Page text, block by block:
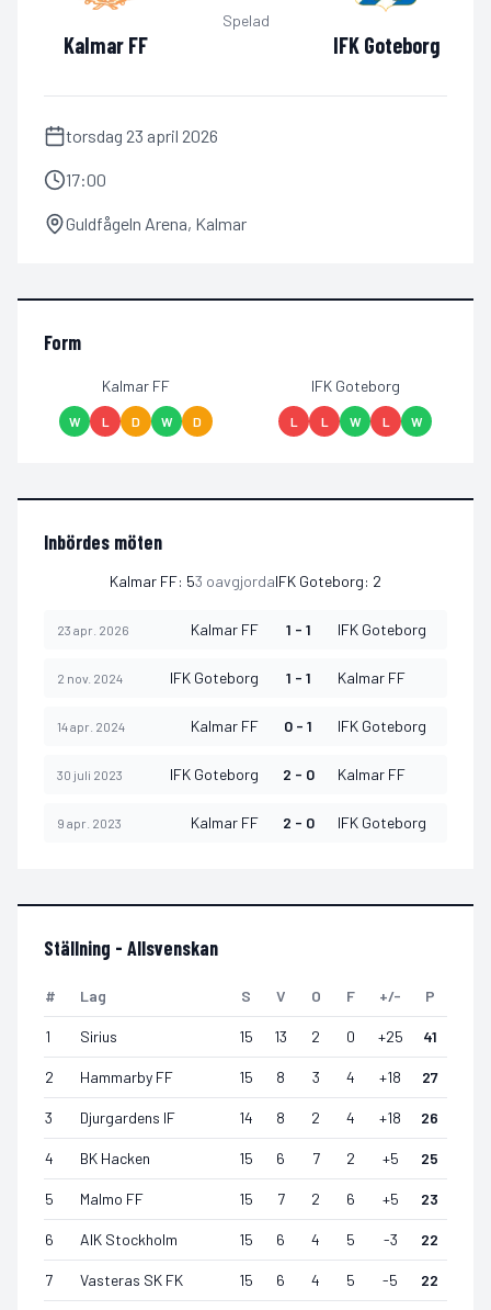
Kalmar FF
Spelad
IFK Goteborg
torsdag 23 april 2026
17:00
Guldfågeln Arena, Kalmar
Form
Kalmar FF
W L D W D
IFK Goteborg
L L W L W
Inbördes möten
Kalmar FF: 53 oavgjordaIFK Goteborg: 2
23 apr. 2026 Kalmar FF 1 - 1 IFK Goteborg
2 nov. 2024 IFK Goteborg 1 - 1 Kalmar FF
14 apr. 2024 Kalmar FF 0 - 1 IFK Goteborg
30 juli 2023 IFK Goteborg 2 - 0 Kalmar FF
9 apr. 2023 Kalmar FF 2 - 0 IFK Goteborg
Ställning - Allsvenskan
# Lag S V O F +/- P
1 Sirius 15 13 2 0 +25 41
2 Hammarby FF 15 8 3 4 +18 27
3 Djurgardens IF 14 8 2 4 +18 26
4 BK Hacken 15 6 7 2 +5 25
5 Malmo FF 15 7 2 6 +5 23
6 AIK Stockholm 15 6 4 5 -3 22
7 Vasteras SK FK 15 6 4 5 -5 22